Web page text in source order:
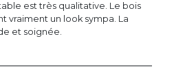
est très qualitative. Le bois
vraiment un look sympa. La
et soignée.